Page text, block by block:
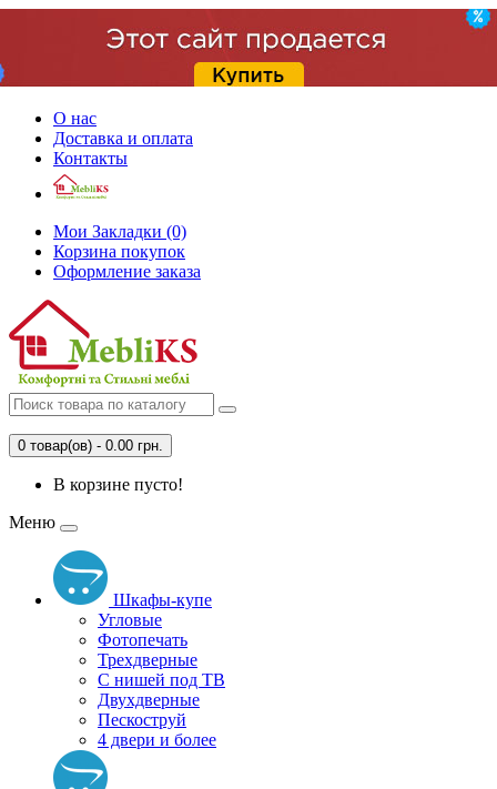
О нас
Доставка и оплата
Контакты
Мои Закладки (0)
Корзина покупок
Оформление заказа
0 товар(ов) - 0.00 грн.
В корзине пусто!
Меню
Шкафы-купе
Угловые
Фотопечать
Трехдверные
С нишей под ТВ
Двухдверные
Пескоструй
4 двери и более